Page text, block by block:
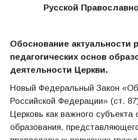
Русской
Обоснование актуальности
педагогических основ
деятельности Церкви.
Новый Федеральный Закон
Российской Федерации» (ст.
Церковь как важного
образования,